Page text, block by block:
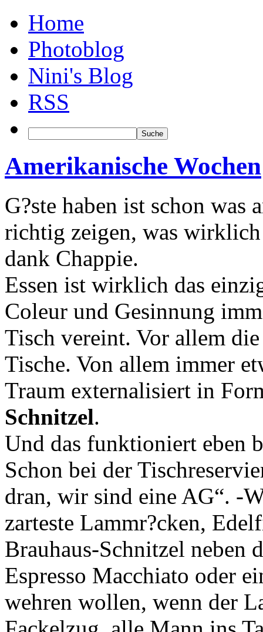
Home
Photoblog
Nini's Blog
RSS
Amerikanische Wochen
G?ste haben ist schon was
richtig zeigen, was
dank Chappie.
Essen ist wirklich das
Coleur und Gesinnung
Tisch vereint. Vor allem
Tische. Von allem immer
Traum externalisiert in
Schnitzel.
Und das funktioniert eben
Schon bei der
dran, wir sind eine AG“. -
zarteste Lammr?cken,
Brauhaus-Schnitzel neben
Espresso Macchiato oder
wehren wollen, wenn der